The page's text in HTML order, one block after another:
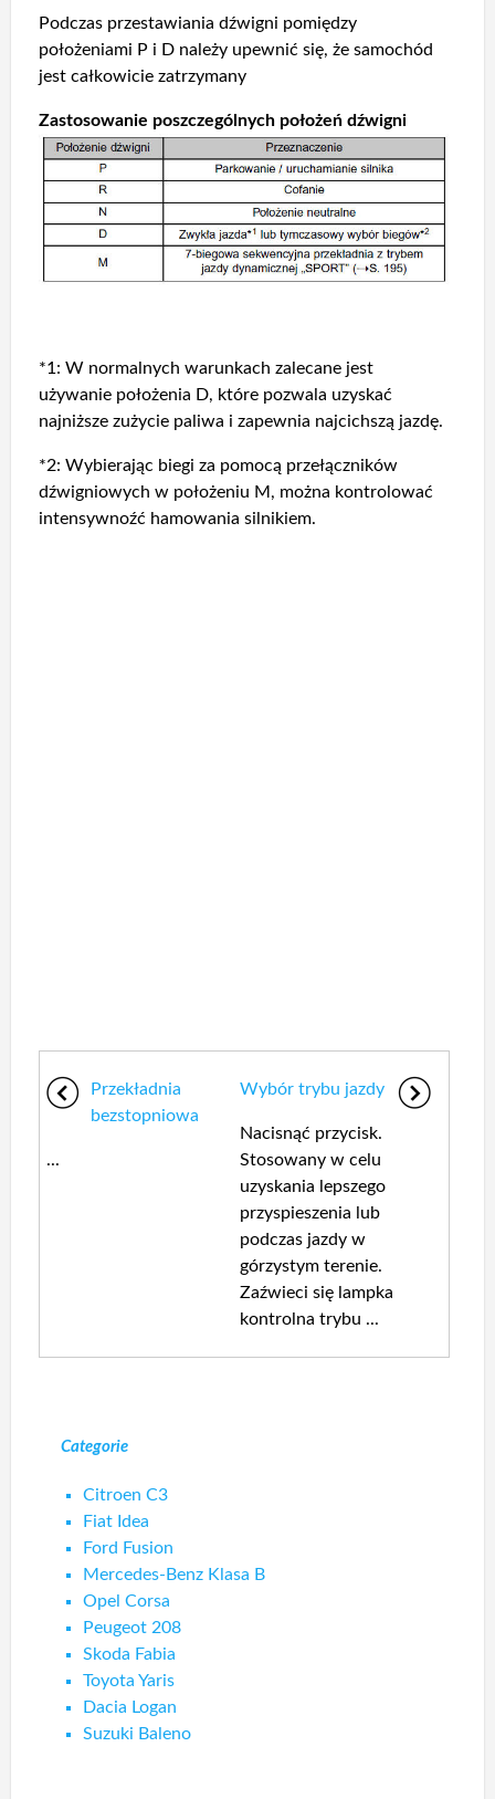
Podczas przestawiania dźwigni pomiędzy
położeniami P i D należy upewnić się, że samochód
jest całkowicie zatrzymany
Zastosowanie poszczególnych położeń dźwigni
*1: W normalnych warunkach zalecane jest
używanie położenia D, które pozwala uzyskać
najniższe zużycie paliwa i zapewnia najcichszą jazdę.
*2: Wybierając biegi za pomocą przełączników
dźwigniowych w położeniu M, można kontrolować
intensywnoźć hamowania silnikiem.
Przekładnia
bezstopniowa
...
Wybór trybu jazdy
Nacisnąć przycisk.
Stosowany w celu
uzyskania lepszego
przyspieszenia lub
podczas jazdy w
górzystym terenie.
Zaźwieci się lampka
kontrolna trybu ...
Categorie
Citroen C3
Fiat Idea
Ford Fusion
Mercedes-Benz Klasa B
Opel Corsa
Peugeot 208
Skoda Fabia
Toyota Yaris
Dacia Logan
Suzuki Baleno